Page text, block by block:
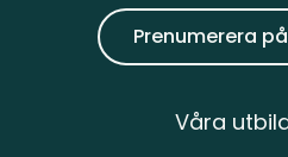
Prenumerera
Våra